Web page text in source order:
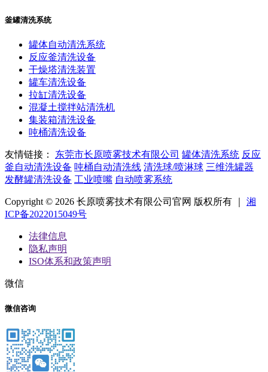
釜罐清洗系统
罐体自动清洗系统
反应釜清洗设备
干燥塔清洗装置
罐车清洗设备
拉缸清洗设备
混凝土搅拌站清洗机
集装箱清洗设备
吨桶清洗设备
友情链接： 东莞市长原喷雾技术有限公司 罐体清洗系统 反应
釜自动清洗设备 吨桶自动清洗线 清洗球/喷淋球 三维洗罐器
发酵罐清洗设备 工业喷嘴 自动喷雾系统
Copyright © 2026 长原喷雾技术有限公司官网 版权所有 ｜ 湘
ICP备2022015049号
法律信息
隐私声明
ISO体系和政策声明
微信
微信咨询